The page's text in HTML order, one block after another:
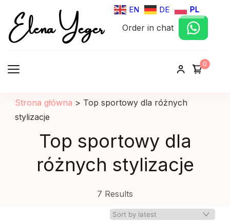
EN DE PL
Elena Yeger
Sklep internetowy odziez damska
Order in chat
0
Strona główna > Top sportowy dla różnych
stylizacje
Top sportowy dla
różnych stylizacje
7 Results